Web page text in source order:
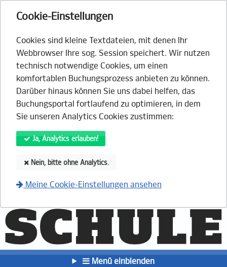
Cookie-Einstellungen
Cookies sind kleine Textdateien, mit denen Ihr
Webbrowser Ihre sog. Session speichert. Wir nutzen
technisch notwendige Cookies, um einen
komfortablen Buchungsprozess anbieten zu können.
Darüber hinaus können Sie uns dabei helfen, das
Buchungsportal fortlaufend zu optimieren, in dem
Sie unseren Analytics Cookies zustimmen:
Ja, Analytics erlauben!
Nein, bitte ohne Analytics.
Meine Cookie-Einstellungen ansehen
Menü einblenden